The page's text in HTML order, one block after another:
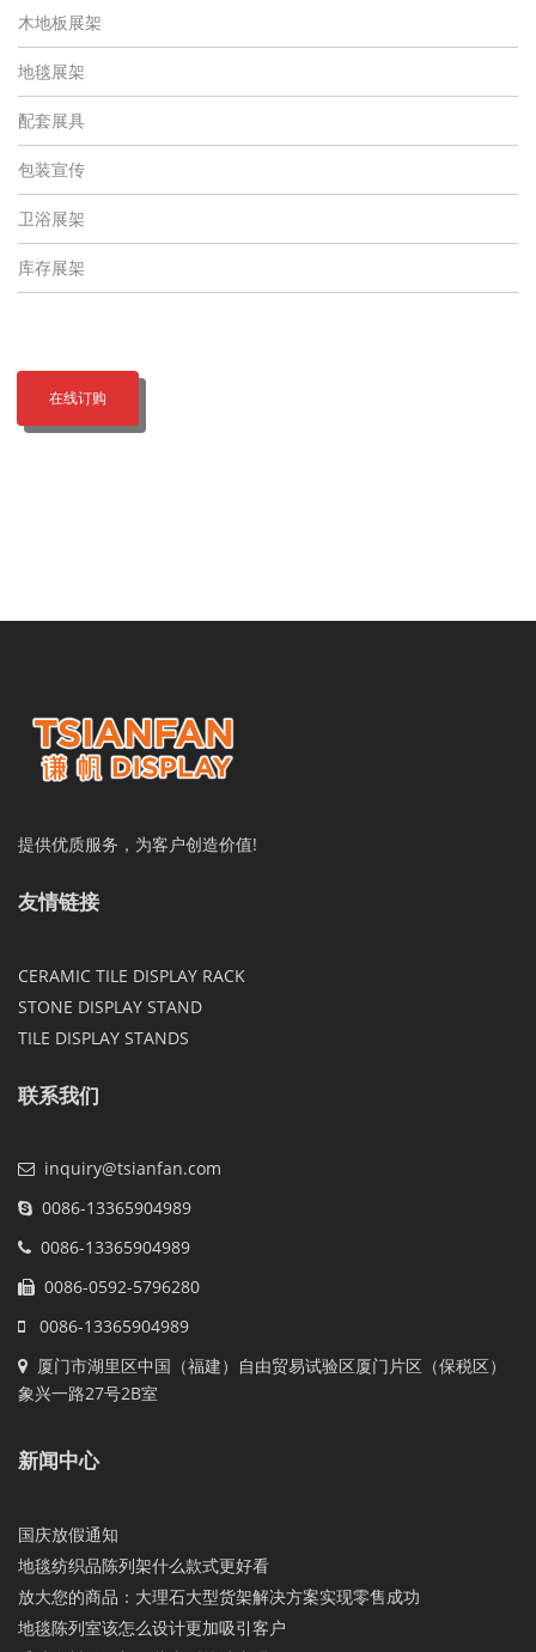
木地板展架
地毯展架
配套展具
包装宣传
卫浴展架
库存展架
在线订购
提供优质服务，为客户创造价值!
友情链接
CERAMIC TILE DISPLAY RACK
STONE DISPLAY STAND
TILE DISPLAY STANDS
联系我们
inquiry@tsianfan.com
0086-13365904989
0086-13365904989
0086-0592-5796280
0086-13365904989
厦门市湖里区中国（福建）自由贸易试验区厦门片区（保税区）
象兴一路27号2B室
新闻中心
国庆放假通知
地毯纺织品陈列架什么款式更好看
放大您的商品：大理石大型货架解决方案实现零售成功
地毯陈列室该怎么设计更加吸引客户